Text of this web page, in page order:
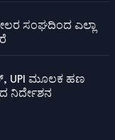
ಸಂಘದಿಂದ ಎಲ್ಲಾ
UPI ಮೂಲಕ ಹಣ
ನಿರ್ದೇಶನ